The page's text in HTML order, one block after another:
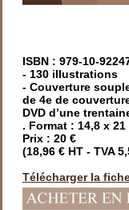
ISBN : 979-10-
- 130 illustrations
- Couverture
de 4e de
DVD d’une
. Format : 14,8 x 21
Prix : 20 €
(18,96 € HT - TVA
Télécharger la